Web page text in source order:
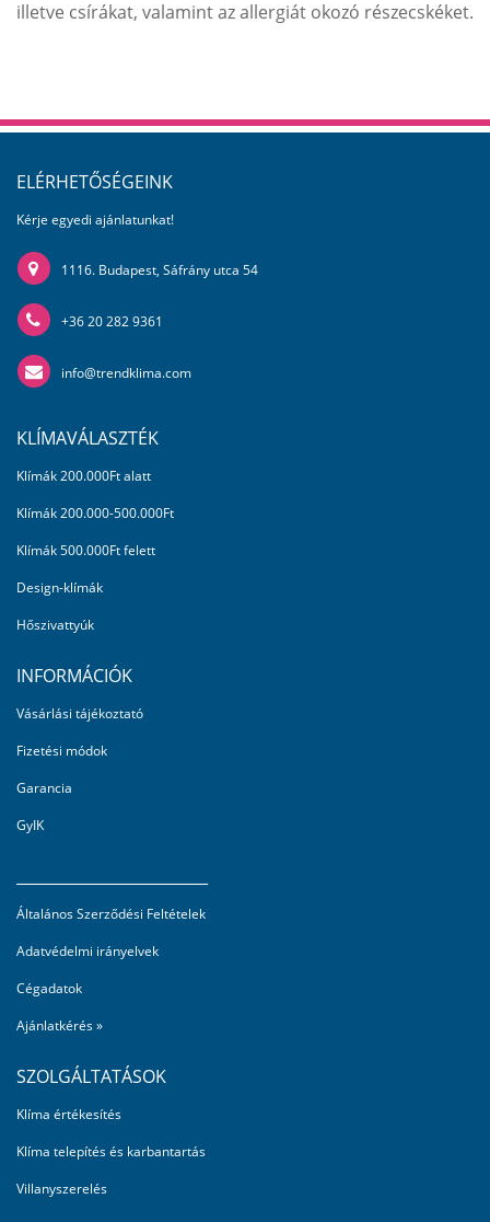
illetve csírákat, valamint az allergiát okozó részecskéket.
ELÉRHETŐSÉGEINK
Kérje egyedi ajánlatunkat!
1116. Budapest, Sáfrány utca 54
+36 20 282 9361
info@trendklima.com
KLÍMAVÁLASZTÉK
Klímák 200.000Ft alatt
Klímák 200.000-500.000Ft
Klímák 500.000Ft felett
Design-klímák
Hőszivattyúk
INFORMÁCIÓK
Vásárlási tájékoztató
Fizetési módok
Garancia
GyIK
Általános Szerződési Feltételek
Adatvédelmi irányelvek
Cégadatok
Ajánlatkérés »
SZOLGÁLTATÁSOK
Klíma értékesítés
Klíma telepítés és karbantartás
Villanyszerelés